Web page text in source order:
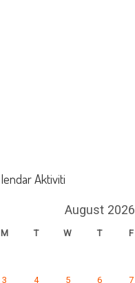
Aktiviti
August 2026
M T W T F
3 4 5 6 7